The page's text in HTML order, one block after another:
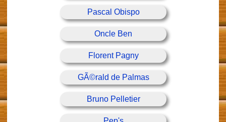
Pascal Obispo
Oncle Ben
Florent Pagny
GÃ©rald de Palmas
Bruno Pelletier